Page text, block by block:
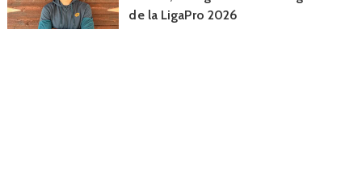
de la LigaPro 2026